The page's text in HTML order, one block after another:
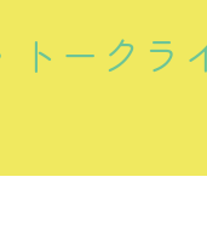
トークラ